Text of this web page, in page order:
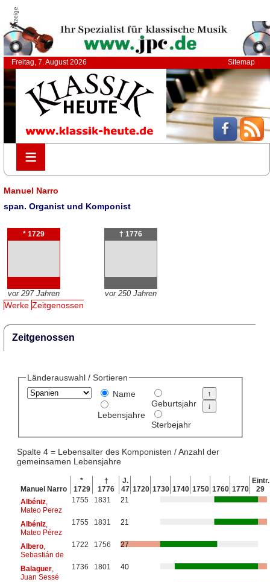
Anzeige
Freitag, 7. August 2026 Sitemap
≡
≡
Manuel Narro
span. Organist und Komponist
* 1729
vor 297 Jahren
† 1776
vor 250 Jahren
Werke Zeitgenossen
Zeitgenossen
Länderauswahl / Sortieren
Name
Lebensjahre
Geburtsjahr
Sterbejahr
Spalte 4 = Lebensalter des Komponisten / Anzahl der
gemeinsamen Lebensjahre
Manuel Narro
*
1729
†
1776
J.
47 1720 1730 1740 1750 1760 1770
Eintr.
29
Albéniz,
Mateo Perez
1755 1831 21
Albéniz,
Mateo Pérez
1755 1831 21
Albero,
Sebastián de
1722 1756 27
Balaguer,
Juan Sessé
1736 1801 40